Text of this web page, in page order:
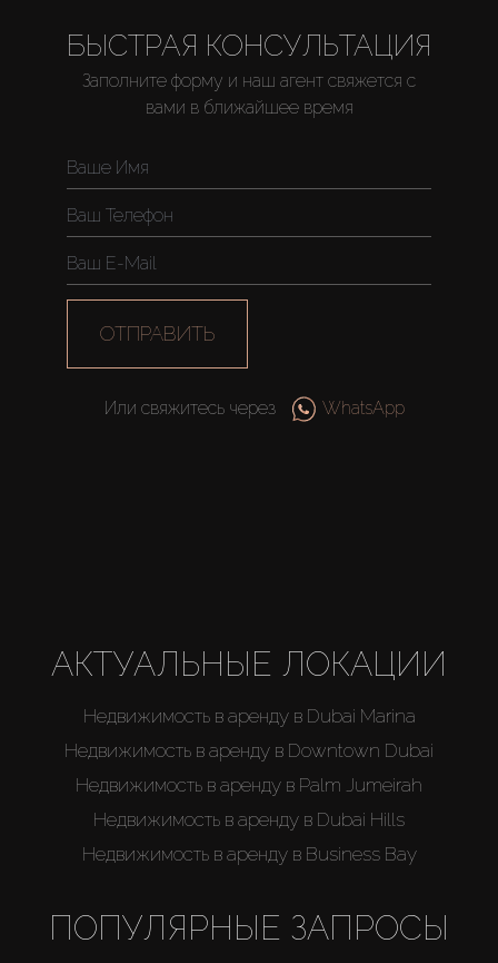
Купить
Аренда
Продажа
Новостройки
БЫСТРАЯ КОНСУЛЬТАЦИЯ
Заполните форму и наш агент свяжется с
вами в ближайшее время
ОТПРАВИТЬ
Или свяжитесь через WhatsApp
АКТУАЛЬНЫЕ ЛОКАЦИИ
Недвижимость в аренду в Dubai Marina
Недвижимость в аренду в Downtown Dubai
Недвижимость в аренду в Palm Jumeirah
Недвижимость в аренду в Dubai Hills
Недвижимость в аренду в Business Bay
ПОПУЛЯРНЫЕ ЗАПРОСЫ